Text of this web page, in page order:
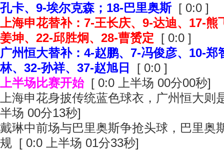
孔卡、9-埃尔克森；18-巴里奥斯[ 0:0 ]
上海申花替补：7-王长庆、9-达迪、17-熊
姜坤、22-邱胜炯、28-曹赟定 [ 0:0 ]
广州恒大替补：4-赵鹏、7-冯俊彦、10-郑
林、32-孙祥、37-赵旭日
[ 0:0 ]
上半场比赛开始[ 0:0 上半场 00分00秒]
上海申花身披传统蓝色球衣，广州恒大
半场 00分13秒]
戴琳中前场与巴里奥斯争抢头球，巴里奥
规 [ 0:0 上半场 01分33秒]